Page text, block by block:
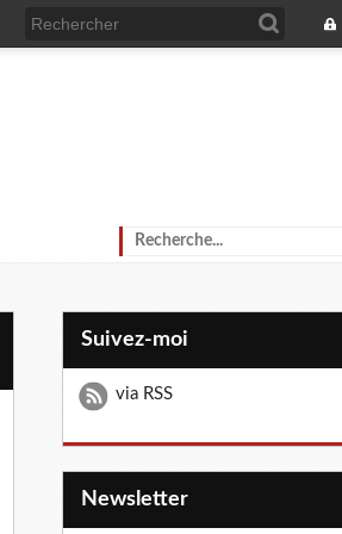
Suivez-moi
via RSS
Newsletter